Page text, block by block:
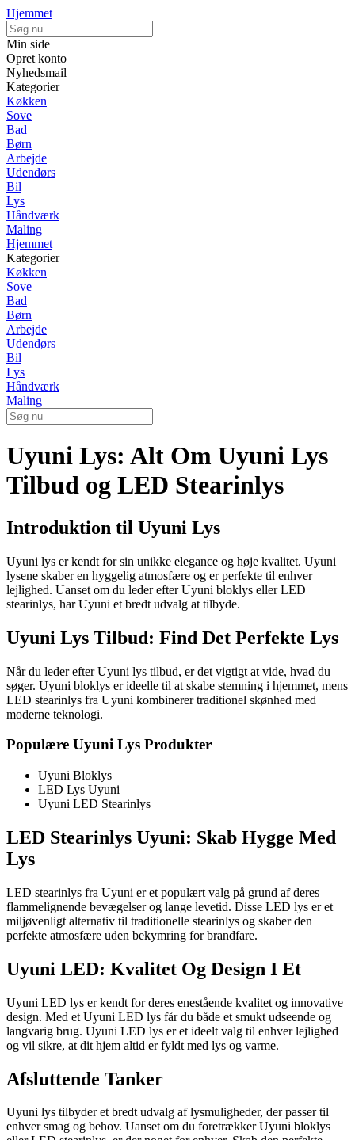
Hjemmet
Min side
Opret konto
Nyhedsmail
Kategorier
Køkken
Sove
Bad
Børn
Arbejde
Udendørs
Bil
Lys
Håndværk
Maling
Hjemmet
Kategorier
Køkken
Sove
Bad
Børn
Arbejde
Udendørs
Bil
Lys
Håndværk
Maling
Uyuni Lys: Alt Om Uyuni Lys
Tilbud og LED Stearinlys
Introduktion til Uyuni Lys
Uyuni lys er kendt for sin unikke elegance og høje kvalitet. Uyuni
lysene skaber en hyggelig atmosfære og er perfekte til enhver
lejlighed. Uanset om du leder efter Uyuni bloklys eller LED
stearinlys, har Uyuni et bredt udvalg at tilbyde.
Uyuni Lys Tilbud: Find Det Perfekte Lys
Når du leder efter Uyuni lys tilbud, er det vigtigt at vide, hvad du
søger. Uyuni bloklys er ideelle til at skabe stemning i hjemmet, mens
LED stearinlys fra Uyuni kombinerer traditionel skønhed med
moderne teknologi.
Populære Uyuni Lys Produkter
Uyuni Bloklys
LED Lys Uyuni
Uyuni LED Stearinlys
LED Stearinlys Uyuni: Skab Hygge Med
Lys
LED stearinlys fra Uyuni er et populært valg på grund af deres
flammelignende bevægelser og lange levetid. Disse LED lys er et
miljøvenligt alternativ til traditionelle stearinlys og skaber den
perfekte atmosfære uden bekymring for brandfare.
Uyuni LED: Kvalitet Og Design I Et
Uyuni LED lys er kendt for deres enestående kvalitet og innovative
design. Med et Uyuni LED lys får du både et smukt udseende og
langvarig brug. Uyuni LED lys er et ideelt valg til enhver lejlighed
og vil sikre, at dit hjem altid er fyldt med lys og varme.
Afsluttende Tanker
Uyuni lys tilbyder et bredt udvalg af lysmuligheder, der passer til
enhver smag og behov. Uanset om du foretrækker Uyuni bloklys